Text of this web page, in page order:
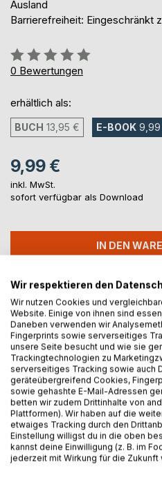
Ausland
Barrierefreiheit: Eingeschränkt
Bewertung::
0%
0 Bewertungen
erhältlich als:
BUCH 13,95 € E-BOOK
9,99 €
inkl. MwSt.
sofort verfügbar als Download
IN DEN
Auf die Merkliste
Titel bewerten
BESCHREIBUNG
Ungarn aktuell 2025/2026
Wir respektieren den
Wir nutzen Cookies und
Website. Einige von ihnen sind
Daneben verwenden wir
Fingerprints sowie serverseitiges
unsere Seite besucht und wie sie
Trackingtechnologien zu
serverseitiges Tracking sowie auch
geräteübergreifend Cookies,
sowie gehashte E-Mail-Adressen
betten wir zudem Drittinhalte von
Plattformen). Wir haben auf die
etwaiges Tracking durch den
Einstellung willigst du in die oben
kannst deine Einwilligung (z. B. im
jederzeit mit Wirkung für die Zukunft